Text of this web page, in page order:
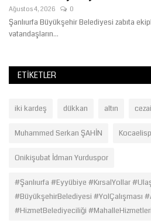
Ağustos 4, 2026 0
Şanlıurfa Büyükşehir Belediyesi zabıta
vatandaşların...
ETIKETLER
iki kardeş dükkan altın cezai
Muhammed Serkan ŞAHİN
Onikişubat İdman Yurduspor
#Şanlıurfa #Eyyübiye #KırsalYollar
#BüyükşehirBelediyesi #YolÇalışması
#HizmetBelediyeciliği